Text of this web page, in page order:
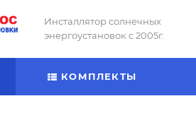
Инсталлятор солнечных
энергоустановок с 2005г.
КОМПЛЕКТЫ